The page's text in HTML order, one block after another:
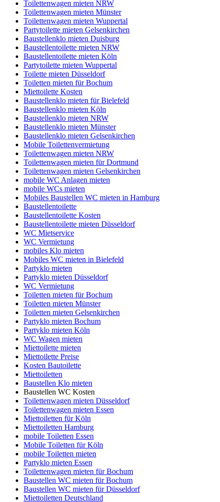
Toilettenwagen mieten NRW
Toilettenwagen mieten Münster
Toilettenwagen mieten Wuppertal
Partytoilette mieten Gelsenkirchen
Baustellenklo mieten Duisburg
Baustellentoilette mieten NRW
Baustellentoilette mieten Köln
Partytoilette mieten Wuppertal
Toilette mieten Düsseldorf
Toiletten mieten für Bochum
Miettoilette Kosten
Baustellenklo mieten für Bielefeld
Baustellenklo mieten Köln
Baustellenklo mieten NRW
Baustellenklo mieten Münster
Baustellenklo mieten Gelsenkirchen
Mobile Toilettenvermietung
Toilettenwagen mieten NRW
Toilettenwagen mieten für Dortmund
Toilettenwagen mieten Gelsenkirchen
mobile WC Anlagen mieten
mobile WCs mieten
Mobiles Baustellen WC mieten in Hamburg
Baustellentoilette
Baustellentoilette Kosten
Baustellentoilette mieten Düsseldorf
WC Mietservice
WC Vermietung
mobiles Klo mieten
Mobiles WC mieten in Bielefeld
Partyklo mieten
Partyklo mieten Düsseldorf
WC Vermietung
Toiletten mieten für Bochum
Toiletten mieten Münster
Toiletten mieten Gelsenkirchen
Partyklo mieten Bochum
Partyklo mieten Köln
WC Wagen mieten
Miettoilette mieten
Miettoilette Preise
Kosten Bautoilette
Miettoiletten
Baustellen Klo mieten
Baustellen WC Kosten
Toilettenwagen mieten Düsseldorf
Toilettenwagen mieten Essen
Miettoiletten für Köln
Miettoiletten Hamburg
mobile Toiletten Essen
Mobile Toiletten für Köln
mobile Toiletten mieten
Partyklo mieten Essen
Toilettenwagen mieten für Bochum
Baustellen WC mieten für Bochum
Baustellen WC mieten für Düsseldorf
Miettoiletten Deutschland